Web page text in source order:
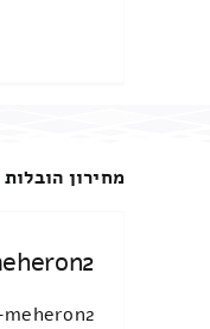
מחירון